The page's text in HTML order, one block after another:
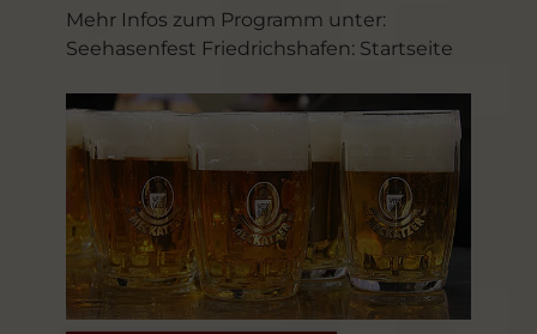
Mehr Infos zum Programm unter:
Seehasenfest Friedrichshafen: Startseite